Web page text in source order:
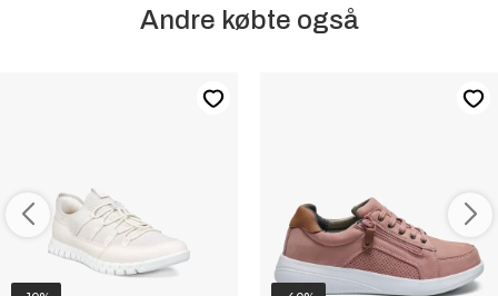
Andre købte også